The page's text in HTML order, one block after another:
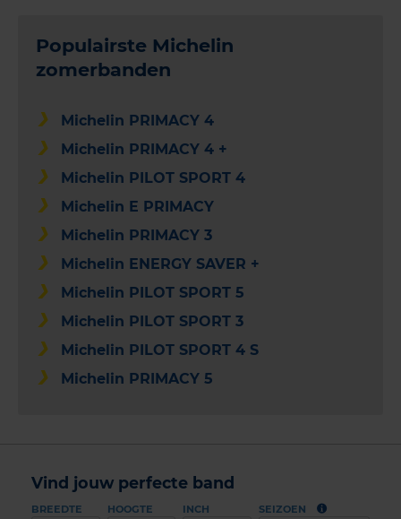
Populairste Michelin
zomerbanden
Michelin PRIMACY 4
Michelin PRIMACY 4 +
Michelin PILOT SPORT 4
Michelin E PRIMACY
Michelin PRIMACY 3
Michelin ENERGY SAVER +
Michelin PILOT SPORT 5
Michelin PILOT SPORT 3
Michelin PILOT SPORT 4 S
Michelin PRIMACY 5
Vind jouw perfecte band
BREEDTE HOOGTE INCH SEIZOEN